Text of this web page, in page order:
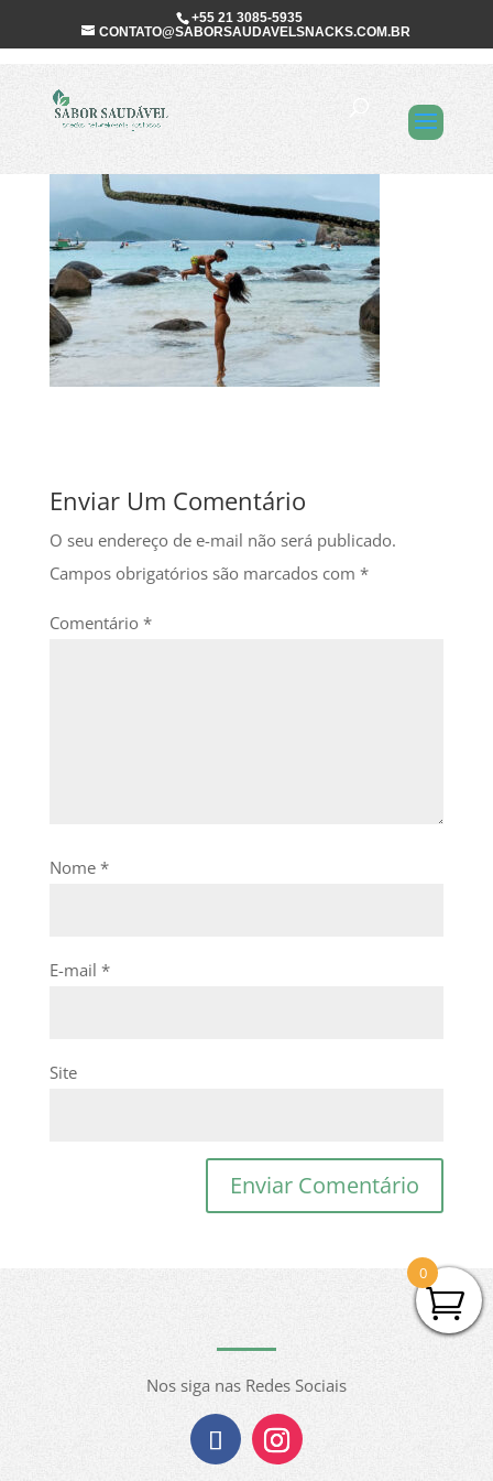
+55 21 3085-5935
CONTATO@SABORSAUDAVELSNACKS.COM.BR
Gabriela Pinazo
Enviar Um Comentário
O seu endereço de e-mail não será publicado.
Campos obrigatórios são marcados com *
Comentário *
Nome *
E-mail *
Site
Nos siga nas Redes Sociais
0